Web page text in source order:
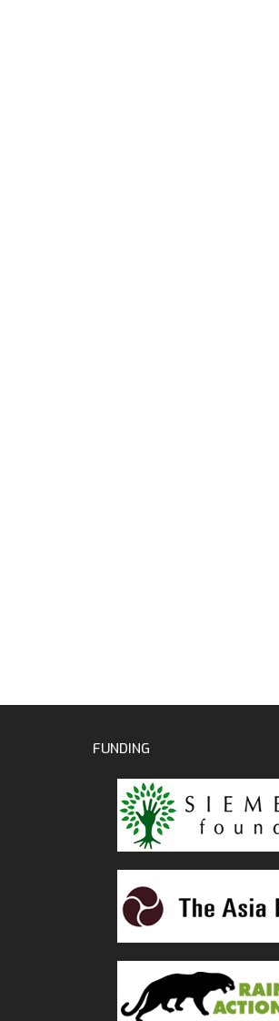
FUNDING